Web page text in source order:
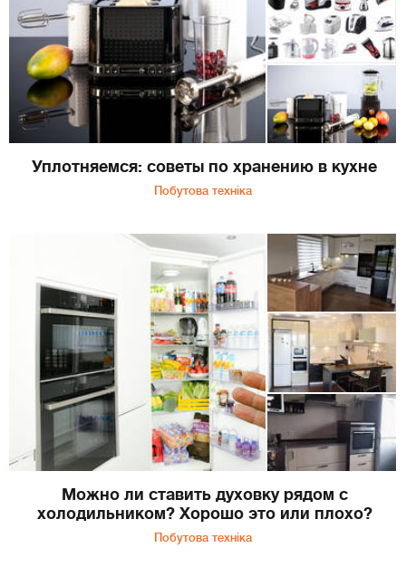
Уплотняемся: советы по хранению в кухне
Побутова техніка
Можно ли ставить духовку рядом с
холодильником? Хорошо это или плохо?
Побутова техніка